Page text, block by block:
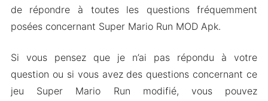
de répondre à toutes les questions fréquemment
posées concernant Super Mario Run MOD Apk.
Si vous pensez que je n’ai pas répondu à votre
question ou si vous avez des questions concernant ce
jeu Super Mario Run modifié, vous pouvez